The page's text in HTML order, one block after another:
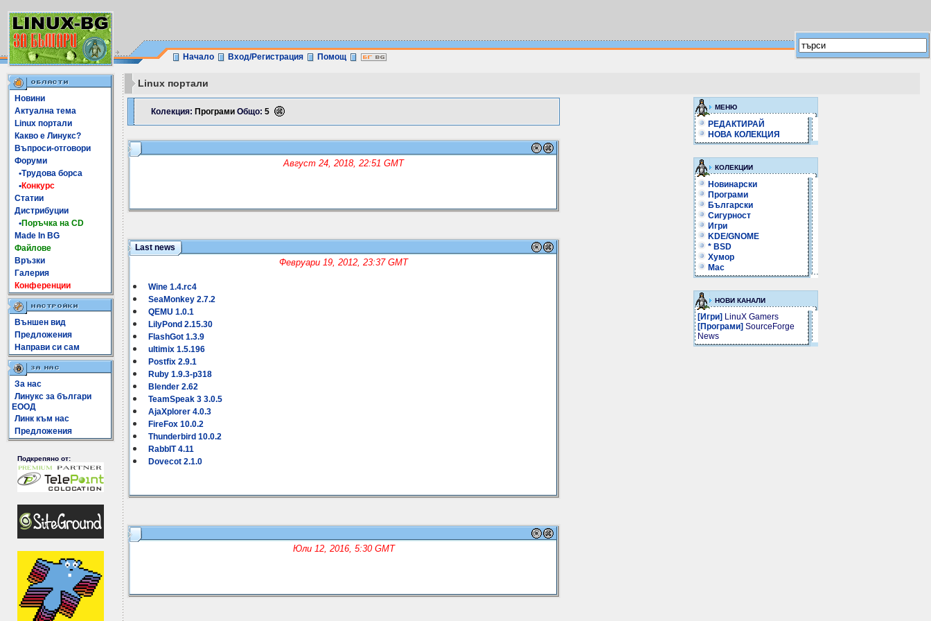
Начало Вход/Регистрация Помощ
Новини
Актуална тема
Linux портали
Какво е Линукс?
Въпроси-отговори
Форуми
•Трудова борса
•Конкурс
Статии
Дистрибуции
•Поръчка на CD
Made In BG
Файлове
Връзки
Галерия
Конференции
Външен вид
Предложения
Направи си сам
За нас
Линукс за българи
ЕООД
Линк към нас
Предложения
Подкрепяно от:
Linux портали
Колекция: ПрограмиОбщо: 5
Август 24, 2018, 22:51 GMT
Last news
Февруари 19, 2012, 23:37 GMT
Wine 1.4.rc4
SeaMonkey 2.7.2
QEMU 1.0.1
LilyPond 2.15.30
FlashGot 1.3.9
ultimix 1.5.196
Postfix 2.9.1
Ruby 1.9.3-p318
Blender 2.62
TeamSpeak 3 3.0.5
AjaXplorer 4.0.3
FireFox 10.0.2
Thunderbird 10.0.2
RabbIT 4.11
Dovecot 2.1.0
Юли 12, 2016, 5:30 GMT
МЕНЮ
РЕДАКТИРАЙ
НОВА КОЛЕКЦИЯ
КОЛЕКЦИИ
Новинарски
Програми
Български
Сигурност
Игри
KDE/GNOME
* BSD
Хумор
Mac
НОВИ КАНАЛИ
[Игри] LinuX Gamers
[Програми] SourceForge
News